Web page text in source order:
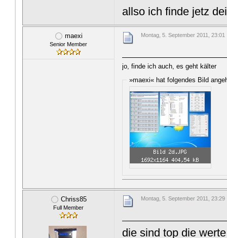
allso ich finde jetz
maexi
Senior Member
Montag, 5. September 2011, 23:01
jo, finde ich auch, es geht kälter
»maexi« hat folgendes Bild
Chriss85
Full Member
Montag, 5. September 2011, 23:29
die sind top die